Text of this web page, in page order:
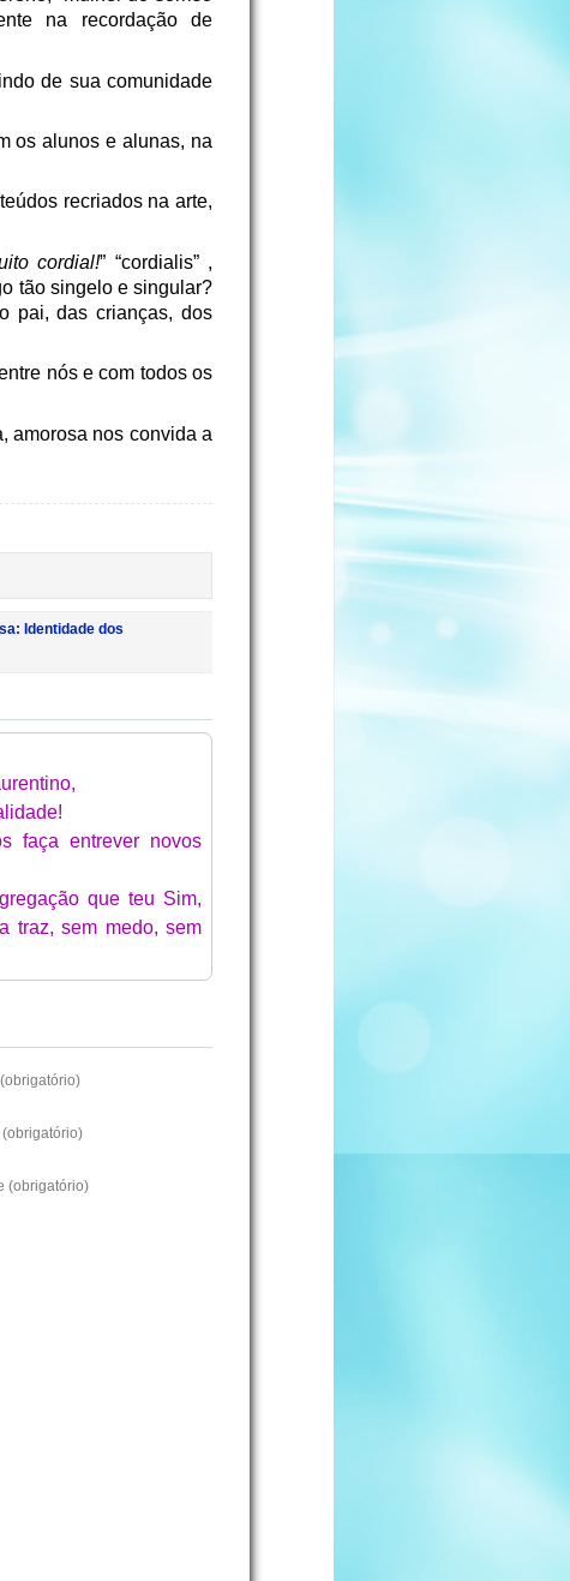
na recordação de
de sua comunidade
os alunos e alunas, na
recriados na arte,
cordial!” “cordialis” ,
tão singelo e singular?
pai, das crianças, dos
nós e com todos os
amorosa nos convida a
Identidade dos
faça entrever novos
que teu Sim,
traz, sem medo, sem
(obrigatório)
(obrigatório)